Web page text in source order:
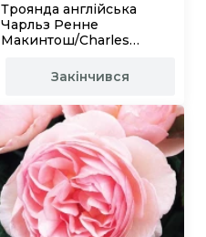
Троянда англійська
Чарльз Ренне
Макинтош/Charles
Закінчився